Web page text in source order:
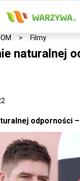
> Filmy
naturalnej
odporności